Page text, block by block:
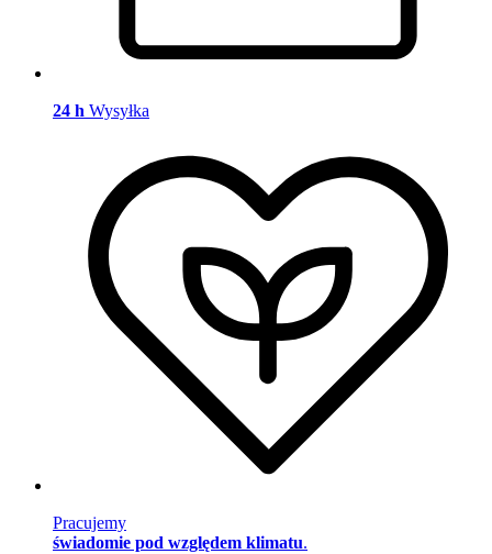
24 h Wysyłka
Pracujemy
świadomie pod względem klimatu.